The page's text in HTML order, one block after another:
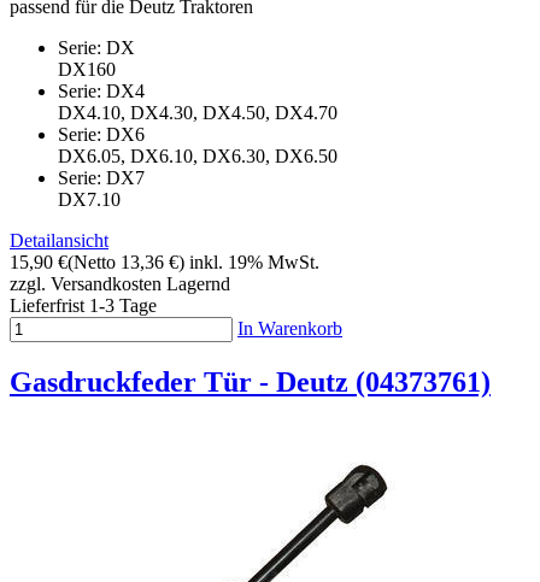
passend für die Deutz Traktoren
Serie: DX
DX160
Serie: DX4
DX4.10, DX4.30, DX4.50, DX4.70
Serie: DX6
DX6.05, DX6.10, DX6.30, DX6.50
Serie: DX7
DX7.10
Detailansicht
15,90 €(Netto 13,36 €) inkl. 19% MwSt.
zzgl. Versandkosten Lagernd
Lieferfrist 1-3 Tage
In Warenkorb
Gasdruckfeder Tür - Deutz (04373761)